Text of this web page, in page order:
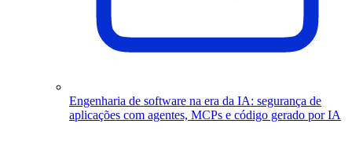
Engenharia de software na era da IA: segurança de
aplicações com agentes, MCPs e código gerado por IA